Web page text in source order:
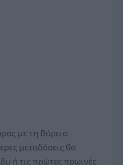
με τη Βόρεια
μεταδόσεις θα
ή τις πρώτες πρωινές